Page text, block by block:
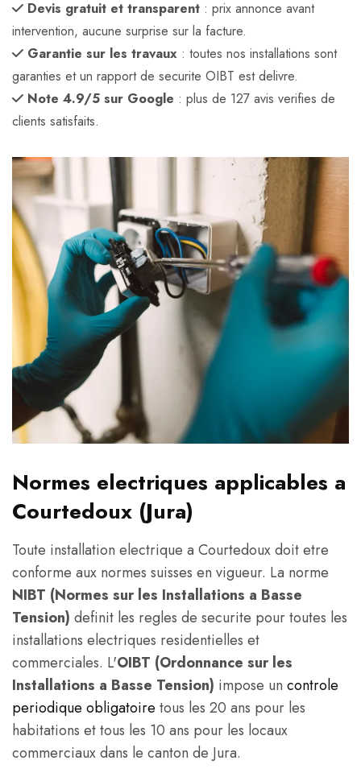
Devis gratuit et transparent : prix annonce avant
intervention, aucune surprise sur la facture.
Garantie sur les travaux : toutes nos installations sont
garanties et un rapport de securite OIBT est delivre.
Note 4.9/5 sur Google : plus de 127 avis verifies de
clients satisfaits.
Normes electriques applicables a
Courtedoux (Jura)
Toute installation electrique a Courtedoux doit etre
conforme aux normes suisses en vigueur. La norme
NIBT (Normes sur les Installations a Basse
Tension) definit les regles de securite pour toutes les
installations electriques residentielles et
commerciales. L'OIBT (Ordonnance sur les
Installations a Basse Tension) impose un controle
periodique obligatoire tous les 20 ans pour les
habitations et tous les 10 ans pour les locaux
commerciaux dans le canton de Jura.